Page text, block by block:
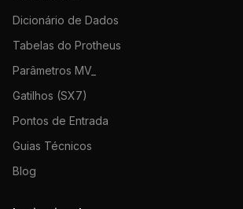
Dicionário de Dados
Tabelas do Protheus
Parâmetros MV_
Gatilhos (SX7)
Pontos de Entrada
Guias Técnicos
Blog